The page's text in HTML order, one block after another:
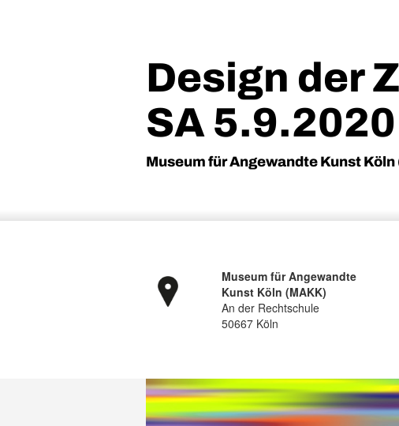
Design der
SA 5.9.2020
Museum für Angewandte Kunst
Museum für Angewandte
Kunst Köln (MAKK)
An der Rechtschule
50667 Köln